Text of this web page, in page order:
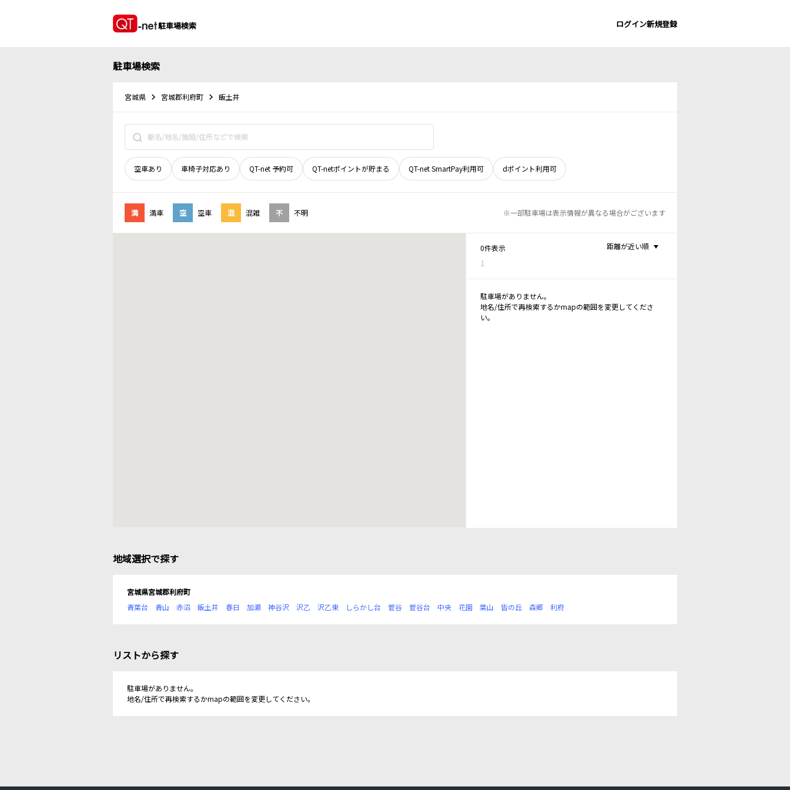
駐車場検索 ログイン新規登録
駐車場検索
宮城県 宮城郡利府町 飯土井
空車あり 車椅子対応あり QT-net 予約可 QT-netポイントが貯まる QT-net SmartPay利用可 dポイント利用可
満 満車 空 空車 混 混雑 不 不明 ※一部駐車場は表示情報が異なる場合がございます
0件表示
1
距離が近い順
駐車場がありません。
地名/住所で再検索するかmapの範囲を変更してくださ
い。
地域選択で探す
宮城県宮城郡利府町
青葉台
青山 赤沼 飯土井 春日 加瀬 神谷沢 沢乙 沢乙東 しらかし台 菅谷 菅谷台 中央 花園 葉山 皆の丘 森郷 利府
リストから探す
駐車場がありません。
地名/住所で再検索するかmapの範囲を変更してください。